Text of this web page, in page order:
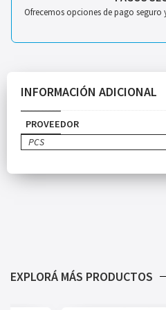
Ofrecemos opciones de pago
INFORMACIÓN ADICIONAL
PROVEEDOR
PCS
EXPLORÁ MÁS PRODUCTOS